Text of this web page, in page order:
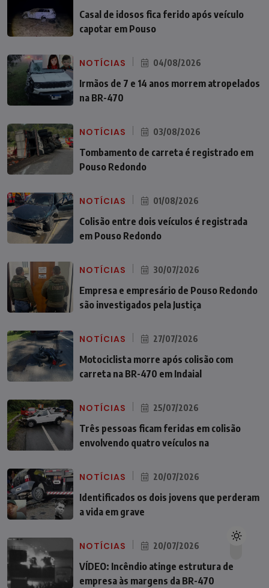
Casal de idosos fica ferido após veículo
capotar em Pouso
NOTÍCIAS 04/08/2026
Irmãos de 7 e 14 anos morrem atropelados
na BR-470
NOTÍCIAS 03/08/2026
Tombamento de carreta é registrado em
Pouso Redondo
NOTÍCIAS 01/08/2026
Colisão entre dois veículos é registrada
em Pouso Redondo
NOTÍCIAS 30/07/2026
Empresa e empresário de Pouso Redondo
são investigados pela Justiça
NOTÍCIAS 27/07/2026
Motociclista morre após colisão com
carreta na BR-470 em Indaial
NOTÍCIAS 25/07/2026
Três pessoas ficam feridas em colisão
envolvendo quatro veículos na
NOTÍCIAS 20/07/2026
Identificados os dois jovens que perderam
a vida em grave
NOTÍCIAS 20/07/2026
VÍDEO: Incêndio atinge estrutura de
empresa às margens da BR-470